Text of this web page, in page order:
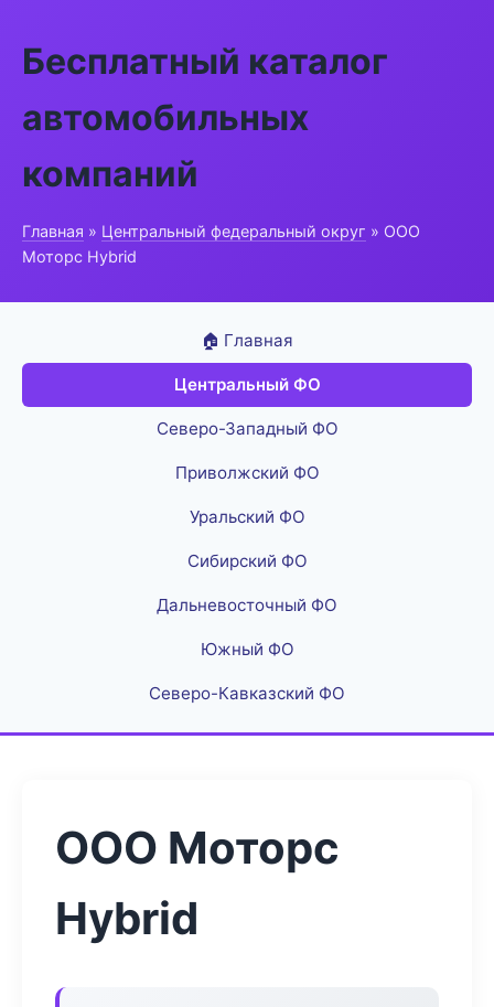
Бесплатный каталог
автомобильных
компаний
Главная » Центральный федеральный округ » ООО
Моторс Hybrid
🏠 Главная
Центральный ФО
Северо-Западный ФО
Приволжский ФО
Уральский ФО
Сибирский ФО
Дальневосточный ФО
Южный ФО
Северо-Кавказский ФО
ООО Моторс
Hybrid